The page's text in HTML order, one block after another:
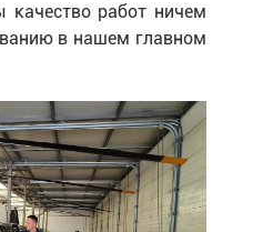
качество работ ничем
в нашем главном